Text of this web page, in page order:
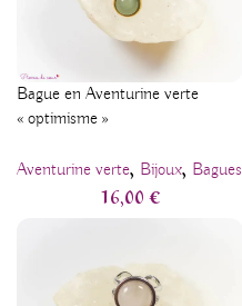
Bague en Aventurine verte
« optimisme »
Aventurine verte, Bijoux, Bagues
16,00€